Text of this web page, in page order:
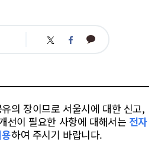
트 페 카
의 장이므로 서울시에 대한 신고,
선이 필요한 사항에 대해서는 전자
하여 주시기 바랍니다.